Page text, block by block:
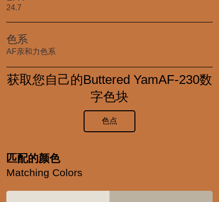
24.7
色系
AF亲和力色系
获取您自己的Buttered YamAF-230数
字色块
色点
匹配的颜色
Matching Colors